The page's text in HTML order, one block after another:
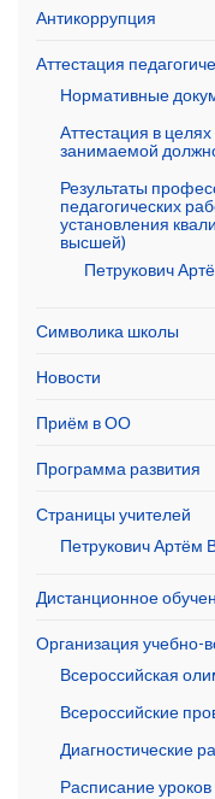
Антикоррупция
Аттестация
Нормативные
Аттестация в
занимаемой
Результаты
педагогических
установления
высшей)
Петрукович
Символика школы
Новости
Приём в ОО
Программа развития
Страницы учителей
Петрукович Артём
Дистанционное
Организация учебно-
Всероссийская
Всероссийские
Диагностические
Расписание уроков